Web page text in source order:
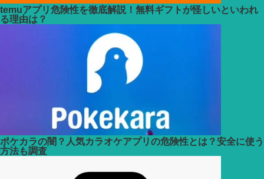
temuアプリ危険性を徹底解説！無料ギフトが怪しいといわれ
る理由は？
ポケカラの闇？人気カラオケアプリの危険性とは？安全に使う
方法も調査